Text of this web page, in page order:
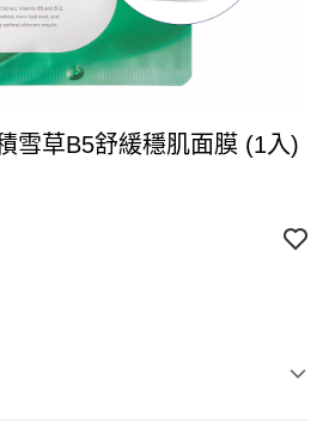
BRIGIN by 1028 積雪草B5舒緩穩肌面膜 (1入)